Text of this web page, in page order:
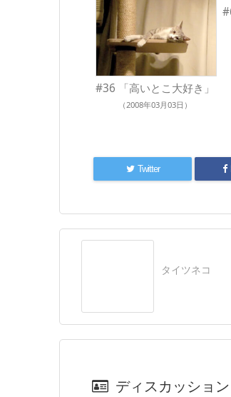
#36 「高いとこ大好き」
（2008年03月03日）
Twitter
タイツネコ
ディスカッション